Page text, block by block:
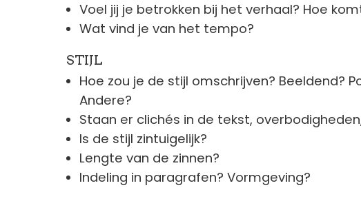
Voel jij je betrokken bij het verhaal? Hoe
Wat vind je van het tempo?
STIJL
Hoe zou je de stijl omschrijven? Beeldend?
Andere?
Staan er clichés in de tekst,
Is de stijl zintuigelijk?
Lengte van de zinnen?
Indeling in paragrafen? Vormgeving?